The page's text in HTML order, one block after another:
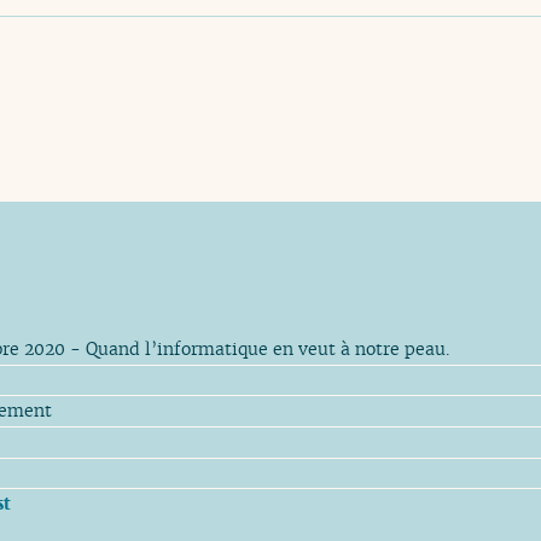
2020 - Quand l’informatique en veut à notre peau.